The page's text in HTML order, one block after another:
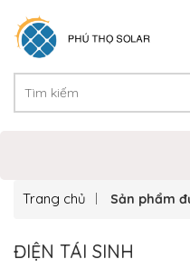
Trang chủ Sản phẩm
ĐIỆN TÁI SINH